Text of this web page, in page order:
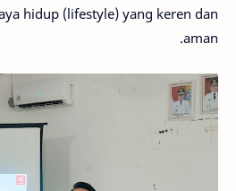
hidup (lifestyle) yang keren dan
aman.